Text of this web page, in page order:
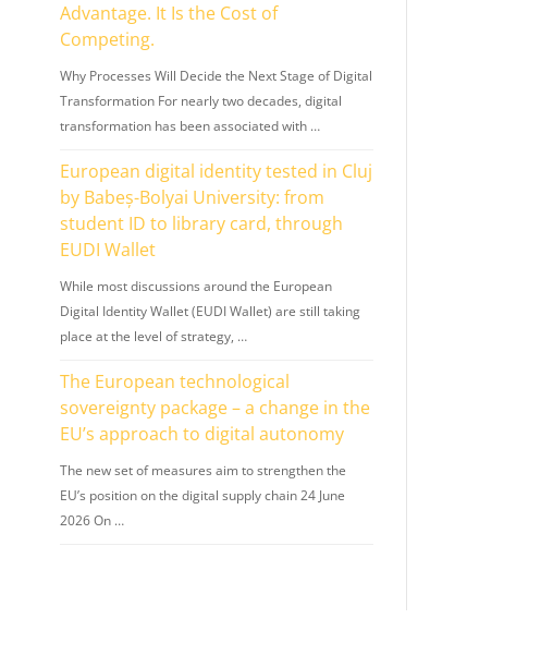
Advantage. It Is the Cost of
Competing.
Why Processes Will Decide the Next Stage of Digital
Transformation For nearly two decades, digital
transformation has been associated with …
European digital identity tested in Cluj
by Babeș-Bolyai University: from
student ID to library card, through
EUDI Wallet
While most discussions around the European
Digital Identity Wallet (EUDI Wallet) are still taking
place at the level of strategy, …
The European technological
sovereignty package – a change in the
EU’s approach to digital autonomy
The new set of measures aim to strengthen the
EU’s position on the digital supply chain 24 June
2026 On …